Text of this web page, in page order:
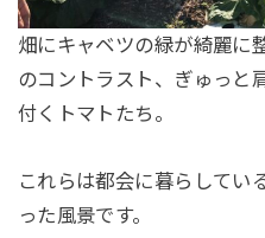
畑にキャベツの緑が綺麗に
のコントラスト、ぎゅっと
付くトマトたち。
これらは都会に暮らしてい
った風景です。